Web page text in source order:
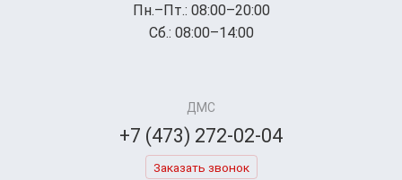
Пн.–Пт.: 08:00–20:00
Сб.: 08:00–14:00
ДМС
+7 (473) 272-02-04
Заказать звонок